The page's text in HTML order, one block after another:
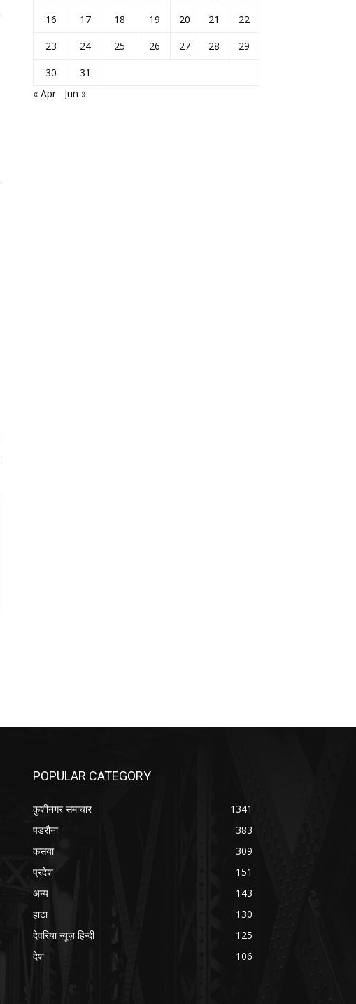
16
17 18 19 20 21
22
23
24 25 26 27 28
29
30
31
« Apr
Jun »
POPULAR CATEGORY
कुशीनगर समाचार
1341
पडरौना
383
कसया
309
प्रदेश
151
अन्य
143
हाटा
130
देवरिया न्यूज़ हिन्दी
125
देश
106